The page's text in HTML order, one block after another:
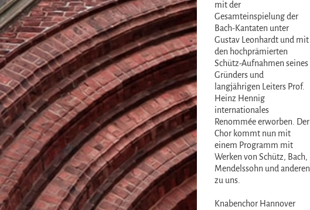
mit der
Gesamteinspielung der
Bach-Kantaten unter
Gustav Leonhardt und mit
den hochprämierten
Schütz-Aufnahmen seines
Gründers und
langjährigen Leiters Prof.
Heinz Hennig
internationales
Renommée erworben. Der
Chor kommt nun mit
einem Programm mit
Werken von Schütz, Bach,
Mendelssohn und anderen
zu uns.
Knabenchor Hannover